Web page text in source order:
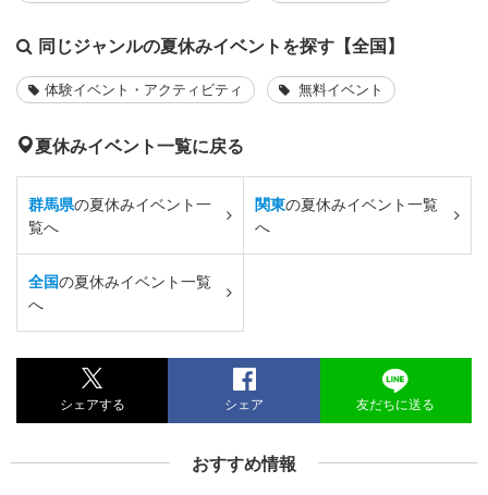
同じジャンルの夏休みイベントを探す【全国】
体験イベント・アクティビティ 無料イベント
夏休みイベント一覧に戻る
群馬県の夏休みイベント一
覧へ
関東の夏休みイベント一覧
へ
全国の夏休みイベント一覧
へ
シェアする シェア 友だちに送る
おすすめ情報